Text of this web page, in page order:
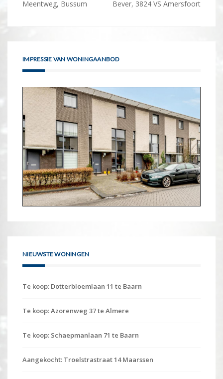
Bericht
Meentweg, Bussum Bever, 3824 VS Amersfoort
IMPRESSIE VAN WONINGAANBOD
NIEUWSTE WONINGEN
Te koop: Dotterbloemlaan 11 te Baarn
Te koop: Azorenweg 37 te Almere
Te koop: Schaepmanlaan 71 te Baarn
Aangekocht: Troelstrastraat 14 Maarssen